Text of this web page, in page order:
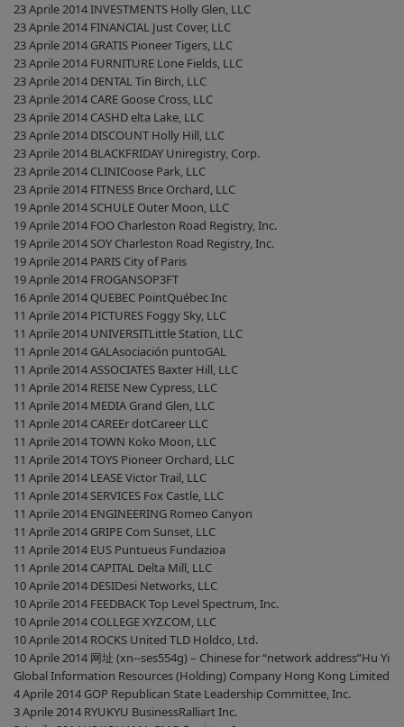
23 Aprile 2014 INVESTMENTS Holly Glen, LLC
23 Aprile 2014 FINANCIAL Just Cover, LLC
23 Aprile 2014 GRATIS Pioneer Tigers, LLC
23 Aprile 2014 FURNITURE Lone Fields, LLC
23 Aprile 2014 DENTAL Tin Birch, LLC
23 Aprile 2014 CARE Goose Cross, LLC
23 Aprile 2014 CASHD elta Lake, LLC
23 Aprile 2014 DISCOUNT Holly Hill, LLC
23 Aprile 2014 BLACKFRIDAY Uniregistry, Corp.
23 Aprile 2014 CLINICoose Park, LLC
23 Aprile 2014 FITNESS Brice Orchard, LLC
19 Aprile 2014 SCHULE Outer Moon, LLC
19 Aprile 2014 FOO Charleston Road Registry, Inc.
19 Aprile 2014 SOY Charleston Road Registry, Inc.
19 Aprile 2014 PARIS City of Paris
19 Aprile 2014 FROGANSOP3FT
16 Aprile 2014 QUEBEC PointQuébec Inc
11 Aprile 2014 PICTURES Foggy Sky, LLC
11 Aprile 2014 UNIVERSITLittle Station, LLC
11 Aprile 2014 GALAsociación puntoGAL
11 Aprile 2014 ASSOCIATES Baxter Hill, LLC
11 Aprile 2014 REISE New Cypress, LLC
11 Aprile 2014 MEDIA Grand Glen, LLC
11 Aprile 2014 CAREEr dotCareer LLC
11 Aprile 2014 TOWN Koko Moon, LLC
11 Aprile 2014 TOYS Pioneer Orchard, LLC
11 Aprile 2014 LEASE Victor Trail, LLC
11 Aprile 2014 SERVICES Fox Castle, LLC
11 Aprile 2014 ENGINEERING Romeo Canyon
11 Aprile 2014 GRIPE Com Sunset, LLC
11 Aprile 2014 EUS Puntueus Fundazioa
11 Aprile 2014 CAPITAL Delta Mill, LLC
10 Aprile 2014 DESIDesi Networks, LLC
10 Aprile 2014 FEEDBACK Top Level Spectrum, Inc.
10 Aprile 2014 COLLEGE XYZ.COM, LLC
10 Aprile 2014 ROCKS United TLD Holdco, Ltd.
10 Aprile 2014 网址 (xn--ses554g) – Chinese for “network address”Hu Yi
Global Information Resources (Holding) Company Hong Kong Limited
4 Aprile 2014 GOP Republican State Leadership Committee, Inc.
3 Aprile 2014 RYUKYU BusinessRalliart Inc.